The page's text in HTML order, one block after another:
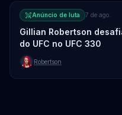
Anúncio de luta 7 de ago.
Gillian Robertson
do UFC no UFC 330
Robertson